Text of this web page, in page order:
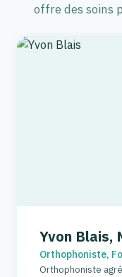
offre des soins
Yvon Blais,
Orthophoniste,
Orthophoniste